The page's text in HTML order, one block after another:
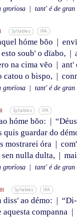
grorïosa tant' é de gran
Syllables IPA
hóme bõo |
soub' o dïabo, |
na cima vẽo | ant'
catou o bispo, |
grorïosa tant' é de gran
Syllables IPA
hóme bõo: |
quis guardar do
mostrarei óra |
sen nulla dulta, |
grorïosa tant' é de gran
Syllables IPA
diss' ao démo: |
aquesta companna |